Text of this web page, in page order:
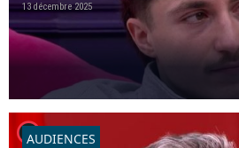
13 décembre 2025
player2
AUDIENCES